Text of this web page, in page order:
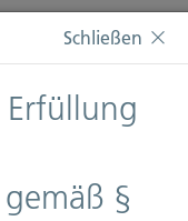
Sie weiterhin
SeiteDatenschutz
anzeigen
Schließen
§